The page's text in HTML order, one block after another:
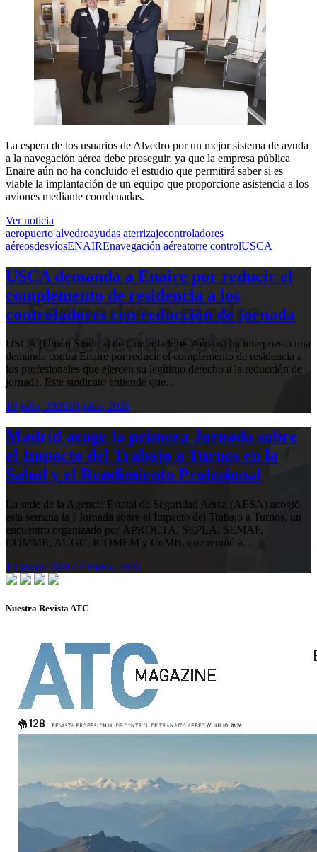
La espera de los usuarios de Alvedro por un mejor sistema de ayuda
a la navegación aérea debe proseguir, ya que la empresa pública
Enaire aún no ha concluido el estudio que permitirá saber si es
viable la implantación de un equipo que proporcione asistencia a los
aviones mediante coordenadas.
Ver noticia
aeropuerto alvedroayudas aterrizajecontroladores
aéreosdesvíosENAIREnavegación aéreatorre controlUSCA
USCA demanda a Enaire por reducir el
complemento de residencia a los
controladores con reducción de jornada
USCA (Unión Sindical de Controladores Aéreos) ha interpuesto una
demanda contra Enaire por reducir el complemento de residencia a
los profesionales que ejercen su legítimo derecho a la reducción de
jornada. Este sindicato entiende que…
10 julio, 202610 julio, 2026
Madrid acoge la primera Jornada sobre
el Impacto del Trabajo a Turnos en la
Salud y el Rendimiento Profesional
La sede de la Agencia Estatal de Seguridad Aérea (AESA) acogió
esta semana la I Jornada sobre el Impacto del Trabajo a Turnos, un
encuentro organizado por APROCTA, SEPLA, SEMAF,
COMME, AUGC, ICOMEM y CoMB, que reunió a…
13 mayo, 202613 mayo, 2026
Nuestra Revista ATC